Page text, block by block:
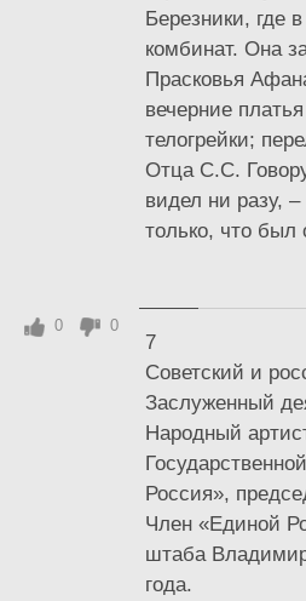
Березники, где
комбинат. Она
Прасковья
вечерние
телогрейки;
Отца С.С.
видел ни разу,
только, что был
7
Советский и
Заслуженный
Народный
Россия»,
Член «Единой
штаба
года.
0 0